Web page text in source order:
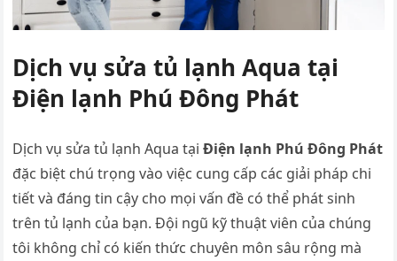
Dịch vụ sửa tủ lạnh Aqua tại
Điện lạnh Phú Đông Phát
Dịch vụ sửa tủ lạnh Aqua tạiĐiện lạnh Phú Đông Phát
đặc biệt chú trọng vào việc cung cấp các giải pháp chi
tiết và đáng tin cậy cho mọi vấn đề có thể phát sinh
trên tủ lạnh của bạn. Đội ngũ kỹ thuật viên của chúng
tôi không chỉ có kiến thức chuyên môn sâu rộng mà